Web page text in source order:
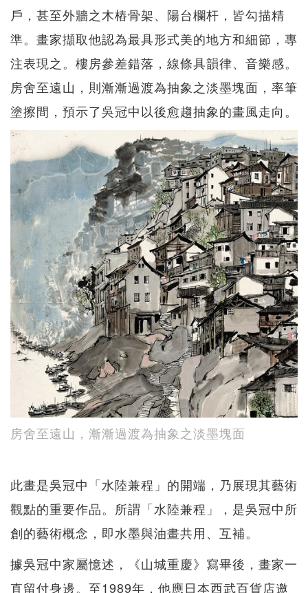
戶，甚至外牆之木樁骨架、陽台欄杆，皆勾描精
準。畫家擷取他認為最具形式美的地方和細節，專
注表現之。樓房參差錯落，線條具韻律、音樂感。
房舍至遠山，則漸漸過渡為抽象之淡墨塊面，率筆
塗擦間，預示了吳冠中以後愈趨抽象的畫風走向。
房舍至遠山，漸漸過渡為抽象之淡墨塊面
此畫是吳冠中「水陸兼程」的開端，乃展現其藝術
觀點的重要作品。所謂「水陸兼程」，是吳冠中所
創的藝術概念，即水墨與油畫共用、互補。
據吳冠中家屬憶述，《山城重慶》寫畢後，畫家一
直留付身邊。至1989年，他應日本西武百貨店邀